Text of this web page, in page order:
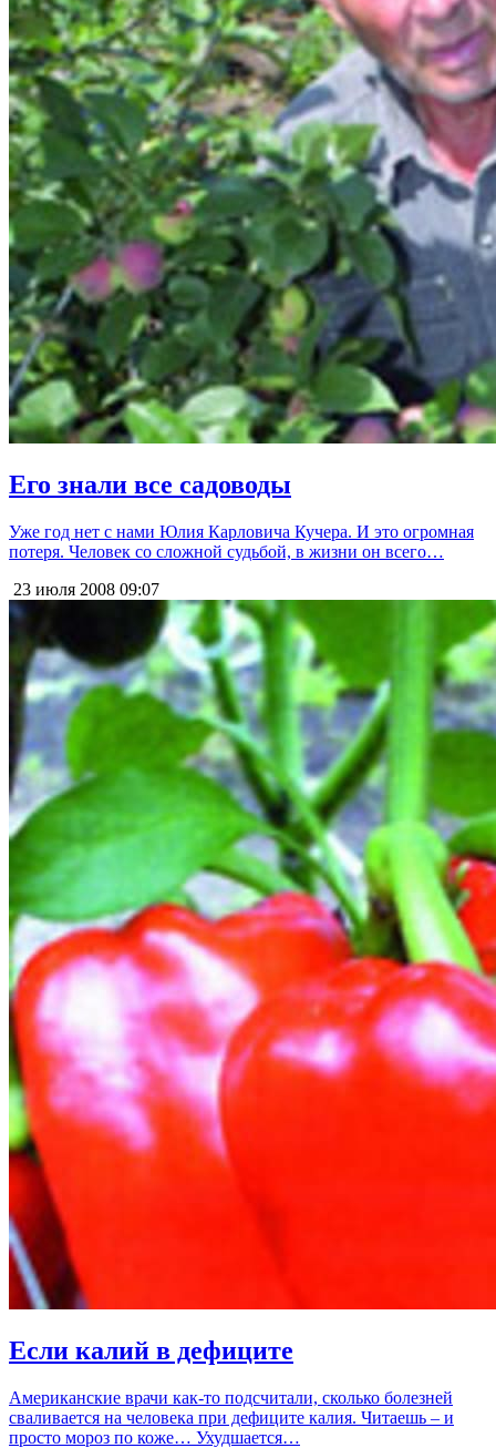
Его знали все садоводы
Уже год нет с нами Юлия Карловича Кучера. И это огромная
потеря. Человек со сложной судьбой, в жизни он всего…
23 июля 2008 09:07
Если калий в дефиците
Американские врачи как-то подсчитали, сколько болезней
сваливается на человека при дефиците калия. Читаешь – и
просто мороз по коже… Ухудшается…